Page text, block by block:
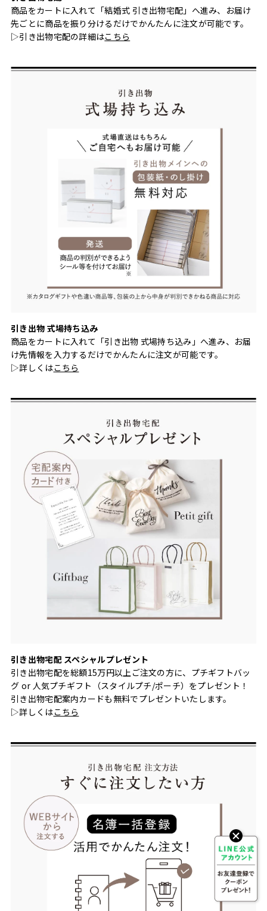
商品をカートに入れて「結婚式 引き出物宅配」へ進み、お届け
先ごとに商品を振り分けるだけでかんたんに注文が可能です。
▷引き出物宅配の詳細はこちら
引き出物 式場持ち込み
商品をカートに入れて「引き出物 式場持ち込み」へ進み、お届
け先情報を入力するだけでかんたんに注文が可能です。
▷詳しくはこちら
引き出物宅配 スペシャルプレゼント
引き出物宅配を総額15万円以上ご注文の方に、プチギフトバッ
グ or 人気プチギフト（スタイルプチ/ポーチ）をプレゼント！
引き出物宅配案内カードも無料でプレゼントいたします。
▷詳しくはこちら